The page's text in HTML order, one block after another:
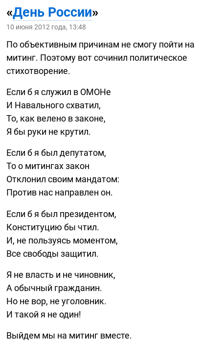
«День России»
10 июня 2012 года, 13:48
По объективным причинам не смогу пойти на
митинг. Поэтому вот сочинил политическое
стихотворение.
Если б я служил в ОМОНе
И Навального схватил,
То, как велено в законе,
Я бы руки не крутил.
Если б я был депутатом,
То о митингах закон
Отклонил своим мандатом:
Против нас направлен он.
Если б я был президентом,
Конституцию бы чтил.
И, не пользуясь моментом,
Все свободы защитил.
Я не власть и не чиновник,
А обычный гражданин.
Но не вор, не уголовник.
И такой я не один!
Выйдем мы на митинг вместе.